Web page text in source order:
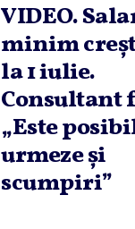
VIDEO.
minim
la 1 iulie.
Consultant
„Este
urmeze şi
scumpiri”